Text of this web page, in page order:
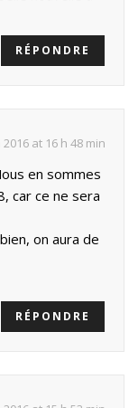
RÉPONDRE
at 16 h 48 min
en sommes
car ce ne sera
on aura de
RÉPONDRE